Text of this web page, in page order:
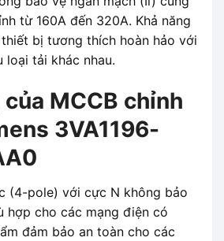
từ 160A đến 320A. Khả năng
bị tương thích hoàn hảo với
loại tải khác nhau.
MCCB chỉnh
3VA1196-
(4-pole) với cực N không bảo
hợp cho các mạng điện có
đảm bảo an toàn cho các